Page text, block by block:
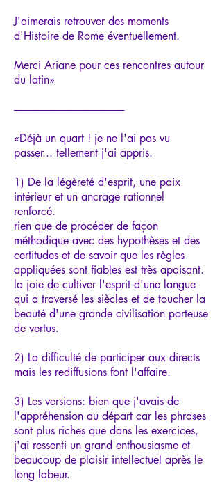
J'aimerais retrouver des moments
d'Histoire de Rome éventuellement.
Merci Ariane pour ces rencontres autour
du latin»
-----------------------------------------------------
«Déjà un quart ! je ne l'ai pas vu
passer... tellement j'ai appris.
1) De la légèreté d'esprit, une paix
intérieur et un ancrage rationnel
renforcé.
rien que de procéder de façon
méthodique avec des hypothèses et des
certitudes et de savoir que les règles
appliquées sont fiables est très apaisant.
la joie de cultiver l'esprit d'une langue
qui a traversé les siècles et de toucher la
beauté d'une grande civilisation porteuse
de vertus.
2) La difficulté de participer aux directs
mais les rediffusions font l'affaire.
3) Les versions: bien que j'avais de
l'appréhension au départ car les phrases
sont plus riches que dans les exercices,
j'ai ressenti un grand enthousiasme et
beaucoup de plaisir intellectuel après le
long labeur.